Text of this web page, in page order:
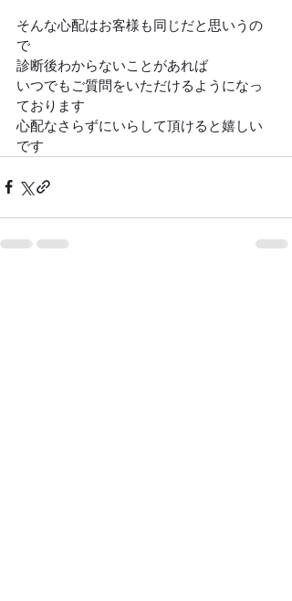
そんな心配はお客様も同じだと思いうの
で
診断後わからないことがあれば
いつでもご質問をいただけるようになっ
ております
心配なさらずにいらして頂けると嬉しい
です